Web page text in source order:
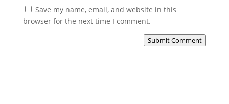
Save my name, email, and website in this
browser for the next time I comment.
Submit Comment